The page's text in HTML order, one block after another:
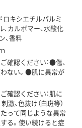
ロキシエチルパルミ
カルボマー、水酸化
、香料
認ください：●傷、
ない。●肌に異常が
認ください：肌に
激、色抜け（白斑等）
って同じような異常
る。使い続けると症